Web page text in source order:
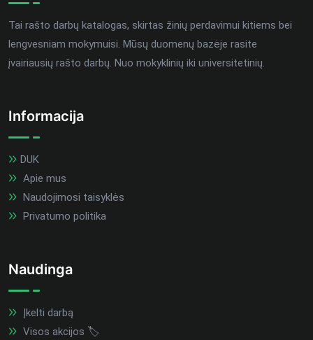
Tai rašto darbų katalogas, skirtas žinių perdavimui kitiems bei
lengvesniam mokymuisi. Mūsų duomenų bazėje rasite
įvairiausių rašto darbų. Nuo mokyklinių iki universitetinių.
Informacija
DUK
Apie mus
Naudojimosi taisyklės
Privatumo politika
Naudinga
Įkelti darbą
Visos akcijos 🏷️